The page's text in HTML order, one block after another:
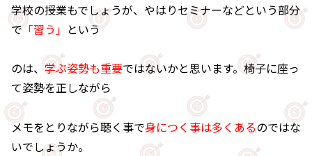
学校の授業もでしょうが、やはりセミナーなどという部分
で「習う」 という
のは、 学ぶ姿勢も重要ではないかと思います。椅子に座っ
て姿勢を正しながら
メモをとりながら聴く事で身につく事は多くあるのではな
いでしょうか。